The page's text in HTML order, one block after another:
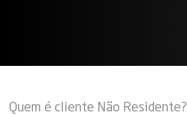
Quem é cliente Não Residente?